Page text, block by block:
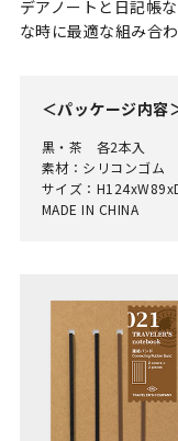
デアノートと日記帳
な時に最適な組み合
＜パッケージ内容
黒・茶 各2本入
素材：シリコンゴム
サイズ：
MADE IN CHINA